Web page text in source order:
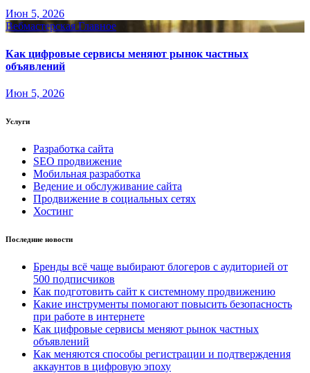
Июн 5, 2026
Вебмастерская Главное
Как цифровые сервисы меняют рынок частных
объявлений
Июн 5, 2026
Услуги
Разработка сайта
SEO продвижение
Мобильная разработка
Ведение и обслуживание сайта
Продвижение в социальных сетях
Хостинг
Последние новости
Бренды всё чаще выбирают блогеров с аудиторией от
500 подписчиков
Как подготовить сайт к системному продвижению
Какие инструменты помогают повысить безопасность
при работе в интернете
Как цифровые сервисы меняют рынок частных
объявлений
Как меняются способы регистрации и подтверждения
аккаунтов в цифровую эпоху